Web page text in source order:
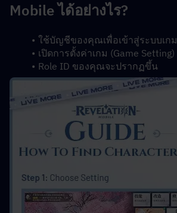
Mobile ได้อย่างไร?
ใช้บัญชีของคุณเพื่อเข้าสู่ระบบเกม
เปิดการตั้งค่าเกม (Game Setting)
Role ID ของคุณจะปรากฏขึ้น